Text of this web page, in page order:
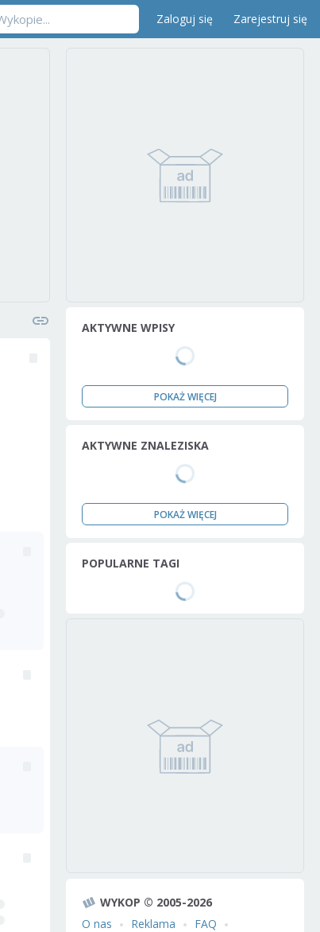
Zaloguj się Zarejestruj się
AKTYWNE WPISY
POKAŻ WIĘCEJ
AKTYWNE ZNALEZISKA
POKAŻ WIĘCEJ
POPULARNE TAGI
WYKOP © 2005-2026
O nas
Reklama
FAQ